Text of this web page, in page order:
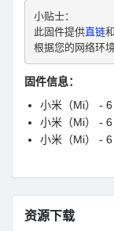
小贴士：
此固件提供直链和
根据您的网络环
固件信息：
小米（Mi） -
小米（Mi） -
小米（Mi） -
资源下载